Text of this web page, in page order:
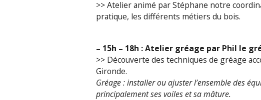
>> Atelier animé par Stéphane notre
pratique, les différents métiers du bois.
– 15h – 18h : Atelier gréage par Phil le
>> Découverte des techniques de gréage
Gironde.
Gréage : installer ou ajuster l’ensemble des
principalement ses voiles et sa mâture.